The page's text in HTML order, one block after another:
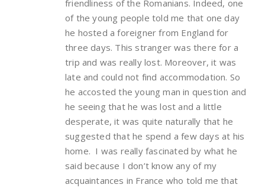
friendliness of the Romanians. Indeed, one
of the young people told me that one day
he hosted a foreigner from England for
three days. This stranger was there for a
trip and was really lost. Moreover, it was
late and could not find accommodation. So
he accosted the young man in question and
he seeing that he was lost and a little
desperate, it was quite naturally that he
suggested that he spend a few days at his
home. I was really fascinated by what he
said because I don’t know any of my
acquaintances in France who told me that